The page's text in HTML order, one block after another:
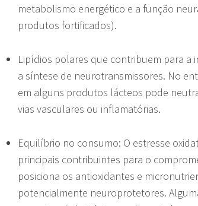
metabolismo energético e a função
produtos fortificados).
Lipídios polares que contribuem para a
a síntese de neurotransmissores. No
em alguns produtos lácteos pode
vias vasculares ou inflamatórias.
Equilíbrio no consumo: O estresse
principais contribuintes para o
posiciona os antioxidantes e
potencialmente neuroprotetores.